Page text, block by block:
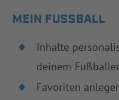
MEIN FUSSBALL
Inhalte
deinem
Favoriten